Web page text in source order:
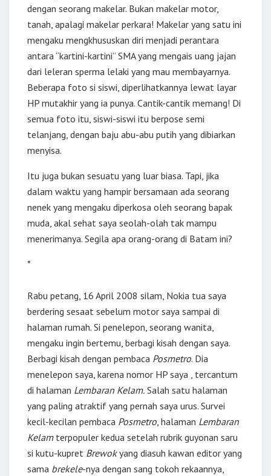
dengan seorang makelar. Bukan makelar motor,
tanah, apalagi makelar perkara! Makelar yang satu ini
mengaku mengkhususkan diri menjadi perantara
antara “kartini-kartini” SMA yang mengais uang jajan
dari leleran sperma lelaki yang mau membayarnya.
Beberapa foto si siswi, diperlihatkannya lewat layar
HP mutakhir yang ia punya. Cantik-cantik memang! Di
semua foto itu, siswi-siswi itu berpose semi
telanjang, dengan baju abu-abu putih yang dibiarkan
menyisa.
Itu juga bukan sesuatu yang luar biasa. Tapi, jika
dalam waktu yang hampir bersamaan ada seorang
nenek yang mengaku diperkosa oleh seorang bapak
muda, akal sehat saya seolah-olah tak mampu
menerimanya. Segila apa orang-orang di Batam ini?
*
Rabu petang, 16 April 2008 silam, Nokia tua saya
berdering sesaat sebelum motor saya sampai di
halaman rumah. Si penelepon, seorang wanita,
mengaku ingin bertemu, berbagi kisah dengan saya.
Berbagi kisah dengan pembaca Posmetro. Dia
menelepon saya, karena nomor HP saya , tercantum
di halaman Lembaran Kelam. Salah satu halaman
yang paling atraktif yang pernah saya urus. Survei
kecil-kecilan pembaca Posmetro, halaman Lembaran
Kelamterpopuler kedua setelah rubrik guyonan saru
si kutu-kupret Brewokyang diasuh kawan editor yang
sama brekele-nya dengan sang tokoh rekaannya,